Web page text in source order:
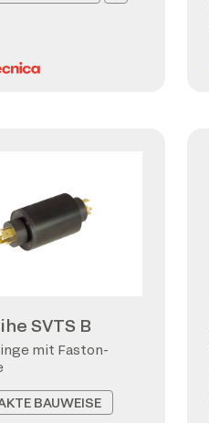
SVTS B
mit Faston-
BAUWEISE